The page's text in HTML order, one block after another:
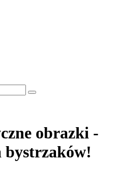
obrazki -
bystrzaków!